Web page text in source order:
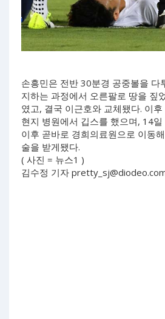
손흥민은 전반 30분경 공중볼을 다
지하는 과정에서 오른팔로 땅을 짚
였고, 결국 이근호와 교체됐다. 이
현지 병원에서 깁스를 했으며, 14
이후 곧바로 경희의료원으로 이동
술을 받게됐다.
( 사진 = 뉴스1 )
김수정 기자